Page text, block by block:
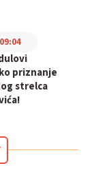
priznanje
strelca